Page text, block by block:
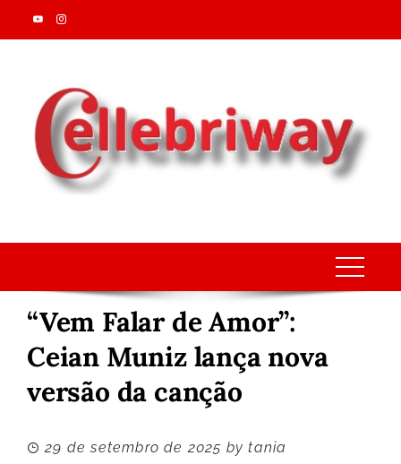
Skip
to
“Vem Falar de Amor”:
Ceian Muniz lança nova
versão da canção
29 de setembro de 2025 bytania